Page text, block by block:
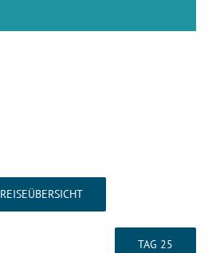
REISEÜBERSICHT
TAG 25